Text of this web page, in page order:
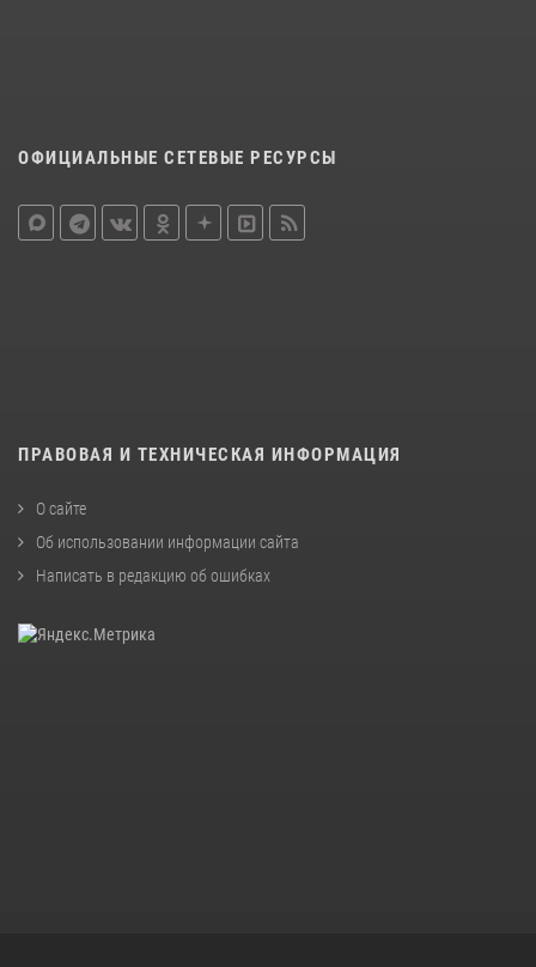
ОФИЦИАЛЬНЫЕ СЕТЕВЫЕ РЕСУРСЫ
ПРАВОВАЯ И ТЕХНИЧЕСКАЯ ИНФОРМАЦИЯ
О сайте
Об использовании информации сайта
Написать в редакцию об ошибках